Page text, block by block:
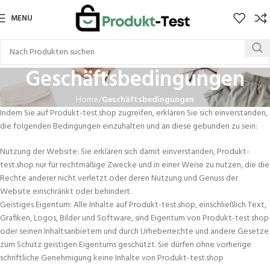
MENU
Geschäftsbedingungen
Home Geschäftsbedingungen
Indem Sie auf Produkt-test.shop zugreifen, erklären Sie sich einverstanden,
die folgenden Bedingungen einzuhalten und an diese gebunden zu sein:
Nutzung der Website: Sie erklären sich damit einverstanden, Produkt-
test.shop nur für rechtmäßige Zwecke und in einer Weise zu nutzen, die die
Rechte anderer nicht verletzt oder deren Nutzung und Genuss der
Website einschränkt oder behindert.
Geistiges Eigentum: Alle Inhalte auf Produkt-test.shop, einschließlich Text,
Grafiken, Logos, Bilder und Software, sind Eigentum von Produkt-test.shop
oder seinen Inhaltsanbietern und durch Urheberrechte und andere Gesetze
zum Schutz geistigen Eigentums geschützt. Sie dürfen ohne vorherige
schriftliche Genehmigung keine Inhalte von Produkt-test.shop